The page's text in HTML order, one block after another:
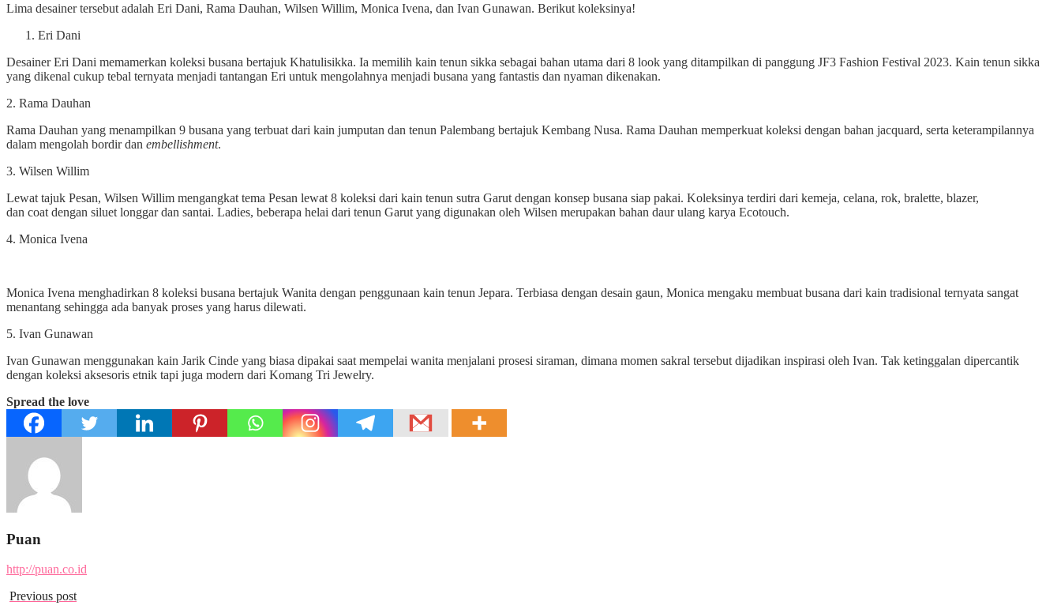
Lima desainer tersebut adalah Eri Dani, Rama Dauhan, Wilsen Willim, Monica Ivena, dan Ivan Gunawan. Berikut koleksinya!
Eri Dani
Desainer Eri Dani memamerkan koleksi busana bertajuk Khatulisikka. Ia memilih kain tenun sikka sebagai bahan utama dari 8 look yang ditampilkan di panggung JF3 Fashion Festival 2023. Kain tenun sikka
yang dikenal cukup tebal ternyata menjadi tantangan Eri untuk mengolahnya menjadi busana yang fantastis dan nyaman dikenakan.
2. Rama Dauhan
Rama Dauhan yang menampilkan 9 busana yang terbuat dari kain jumputan dan tenun Palembang bertajuk Kembang Nusa. Rama Dauhan memperkuat koleksi dengan bahan jacquard, serta keterampilannya
dalam mengolah bordir dan embellishment.
3. Wilsen Willim
Lewat tajuk Pesan, Wilsen Willim mengangkat tema Pesan lewat 8 koleksi dari kain tenun sutra Garut dengan konsep busana siap pakai. Koleksinya terdiri dari kemeja, celana, rok, bralette, blazer,
dan coat dengan siluet longgar dan santai. Ladies, beberapa helai dari tenun Garut yang digunakan oleh Wilsen merupakan bahan daur ulang karya Ecotouch.
4. Monica Ivena
Monica Ivena menghadirkan 8 koleksi busana bertajuk Wanita dengan penggunaan kain tenun Jepara. Terbiasa dengan desain gaun, Monica mengaku membuat busana dari kain tradisional ternyata sangat
menantang sehingga ada banyak proses yang harus dilewati.
5. Ivan Gunawan
Ivan Gunawan menggunakan kain Jarik Cinde yang biasa dipakai saat mempelai wanita menjalani prosesi siraman, dimana momen sakral tersebut dijadikan inspirasi oleh Ivan. Tak ketinggalan dipercantik
dengan koleksi aksesoris etnik tapi juga modern dari Komang Tri Jewelry.
Spread the love
Puan
http://puan.co.id
Previous post